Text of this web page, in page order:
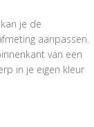
je de
aanpassen.
van een
in je eigen kleur